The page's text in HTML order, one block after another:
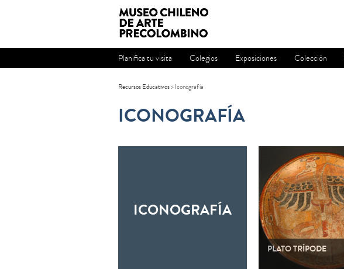
Planifica tu visita Colegios Exposiciones Colección
Recursos Educativos> Iconografía
ICONOGRAFÍA
ICONOGRAFÍA
PLATO TRÍPODE